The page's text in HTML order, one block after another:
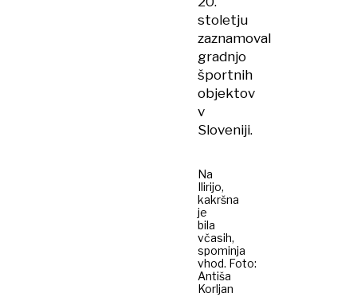
stoletju
zaznamoval
gradnjo
športnih
objektov
v
Sloveniji.
Na
Ilirijo,
kakršna
je
bila
včasih,
spominja
vhod. Foto:
Antiša
Korljan